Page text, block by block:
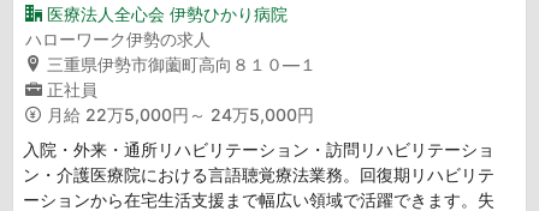
医療法人全心会 伊勢ひかり病院
ハローワーク伊勢の求人
三重県伊勢市御薗町高向８１０―１
正社員
月給 22万5,000円～ 24万5,000円
入院・外来・通所リハビリテーション・訪問リハビリテーショ
ン・介護医療院における言語聴覚療法業務。回復期リハビリテ
ーションから在宅生活支援まで幅広い領域で活躍できます。失